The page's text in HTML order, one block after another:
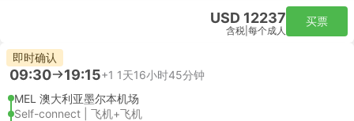
USD 12237
含税 每个成人
买票
即时确认
09:30 19:15+1 1天16小时45分钟
MEL 澳大利亚墨尔本机场
Self-connect | 飞机+飞机